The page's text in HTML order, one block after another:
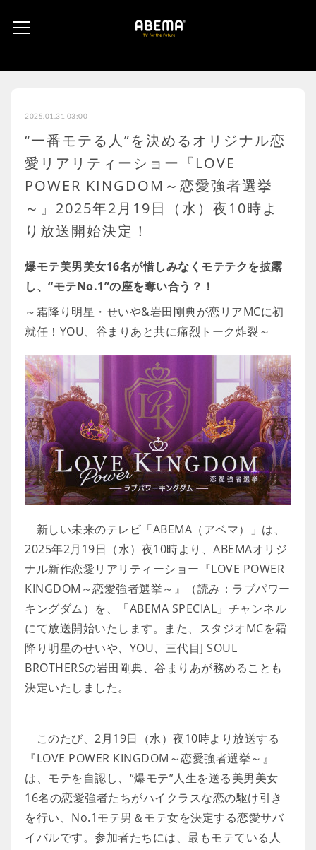
2025.01.31 03:00
“一番モテる人”を決めるオリジナル恋
愛リアリティーショー『LOVE
POWER KINGDOM～恋愛強者選挙
～』2025年2月19日（水）夜10時よ
り放送開始決定！
爆モテ美男美女16名が惜しみなくモテテクを披露
し、“モテNo.1”の座を奪い合う？！
～霜降り明星・せいや&岩田剛典が恋リアMCに初
就任！YOU、谷まりあと共に痛烈トーク炸裂～
新しい未来のテレビ「ABEMA（アベマ）」は、
2025年2月19日（水）夜10時より、ABEMAオリジ
ナル新作恋愛リアリティーショー『LOVE POWER
KINGDOM～恋愛強者選挙～』（読み：ラブパワー
キングダム）を、「ABEMA SPECIAL」チャンネル
にて放送開始いたします。また、スタジオMCを霜
降り明星のせいや、YOU、三代目J SOUL
BROTHERSの岩田剛典、谷まりあが務めることも
決定いたしました。
このたび、2月19日（水）夜10時より放送する
『LOVE POWER KINGDOM～恋愛強者選挙～』
は、モテを自認し、“爆モテ”人生を送る美男美女
16名の恋愛強者たちがハイクラスな恋の駆け引き
を行い、No.1モテ男＆モテ女を決定する恋愛サバ
イバルです。参加者たちには、最もモテている人